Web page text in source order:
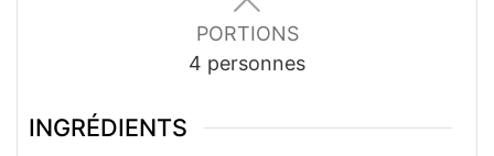
PORTIONS
4 personnes
INGRÉDIENTS